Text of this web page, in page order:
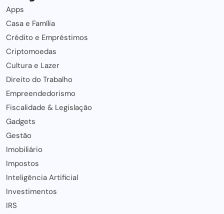
Apps
Casa e Família
Crédito e Empréstimos
Criptomoedas
Cultura e Lazer
Direito do Trabalho
Empreendedorismo
Fiscalidade & Legislação
Gadgets
Gestão
Imobiliário
Impostos
Inteligência Artificial
Investimentos
IRS